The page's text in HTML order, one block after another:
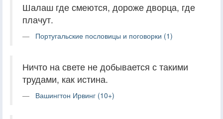
Шалаш где смеются, дороже дворца, где
плачут.
Португальские пословицы и поговорки (1)
Ничто на свете не добывается с такими
трудами, как истина.
Вашингтон Ирвинг (10+)